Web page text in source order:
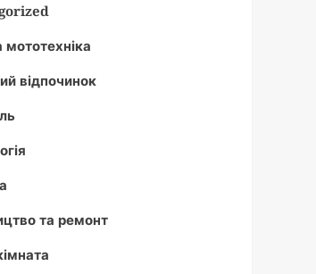
мототехніка
відпочинок
та ремонт